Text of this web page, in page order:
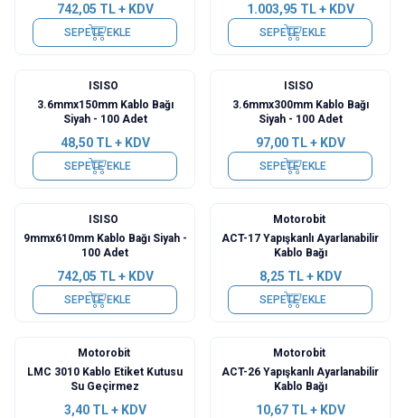
742,05 TL + KDV
SEPETE EKLE
1.003,95 TL + KDV
SEPETE EKLE
ISISO
3.6mmx150mm Kablo Bağı
Siyah - 100 Adet
48,50TL + KDV
SEPETE EKLE
ISISO
3.6mmx300mm Kablo Bağı
Siyah - 100 Adet
97,00TL + KDV
SEPETE EKLE
ISISO
9mmx610mm Kablo Bağı Siyah -
100 Adet
742,05 TL + KDV
SEPETE EKLE
Motorobit
ACT-17 Yapışkanlı Ayarlanabilir
Kablo Bağı
8,25 TL + KDV
SEPETE EKLE
Motorobit
LMC 3010 Kablo Etiket Kutusu
Su Geçirmez
3,40TL + KDV
Motorobit
ACT-26 Yapışkanlı Ayarlanabilir
Kablo Bağı
10,67TL + KDV